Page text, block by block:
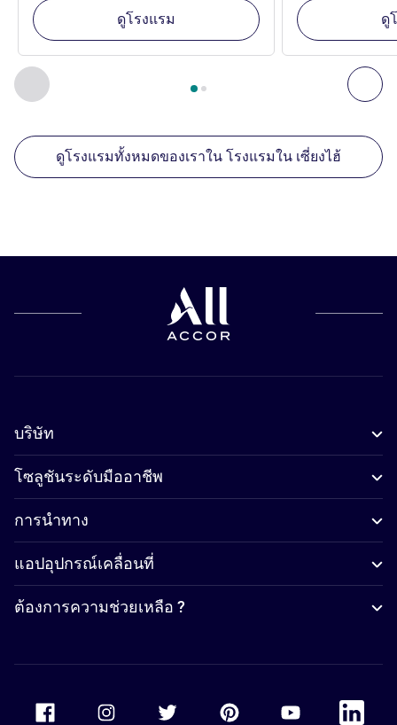
ก่อนหน้า - สถานประกอบการอื่นของเราที่อยู่ใกล้เคียง ถั
หน้า1 , สถานประกอบการอื่นของเราที่อยู่ใกล้เคียง 1 :,
ดูโรงแรม ดู
ดูโรงแรมทั้งหมดของเราใน โรงแรมใน เซี่ยงไฮ้
บริษัท
โซลูชันระดับมืออาชีพ
การนำทาง
แอปอุปกรณ์เคลื่อนที่
ต้องการความช่วยเหลือ ?
Accor Youtube
Accor